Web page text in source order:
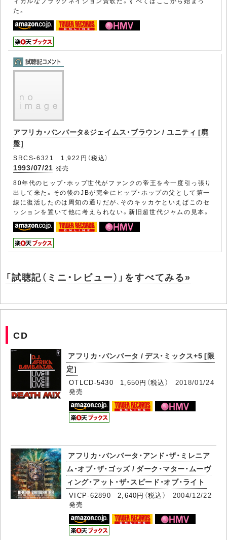
た。
アフリカ・バンバータ&ジェイムス・ブラウン / ユニティ [廃
盤]
SRCS-6321 1,922円（税込）
1993/07/21 発売
80年代のヒップ・ホップ世代がファンクの帝王を今一度引っ張り
出して来た。その後のJBが完全にヒップ・ホップの父として第一
線に復活したのは周知の通りだが、そのキッカケといえばこのセ
ッションを置いて他に考えられない。新旧超世代ジャムの見本。
「試聴記（ミニ・レビュー）」をすべてみる»
CD
アフリカ・バンバータ / デス・ミックス+5 [限
定]
OTLCD-5430 1,650円（税込） 2018/01/24
発売
アフリカ・バンバータ・アンド・ザ・ミレニア
ム・オブ・ザ・ゴッズ / ダーク・マター・ムーヴ
ィング・アット・ザ・スピード・オブ・ライト
VICP-62890 2,640円（税込） 2004/12/22
発売